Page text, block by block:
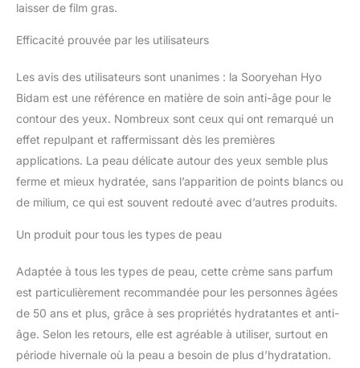
laisser de film gras.
Efficacité prouvée par les utilisateurs
Les avis des utilisateurs sont unanimes : la Sooryehan Hyo
Bidam est une référence en matière de soin anti-âge pour le
contour des yeux. Nombreux sont ceux qui ont remarqué un
effet repulpant et raffermissant dès les premières
applications. La peau délicate autour des yeux semble plus
ferme et mieux hydratée, sans l’apparition de points blancs ou
de milium, ce qui est souvent redouté avec d’autres produits.
Un produit pour tous les types de peau
Adaptée à tous les types de peau, cette crème sans parfum
est particulièrement recommandée pour les personnes âgées
de 50 ans et plus, grâce à ses propriétés hydratantes et anti-
âge. Selon les retours, elle est agréable à utiliser, surtout en
période hivernale où la peau a besoin de plus d’hydratation.